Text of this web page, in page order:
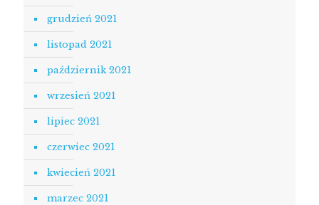
grudzień 2021
listopad 2021
październik 2021
wrzesień 2021
lipiec 2021
czerwiec 2021
kwiecień 2021
marzec 2021